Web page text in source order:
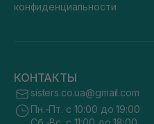
конфиденциальности
КОНТАКТЫ
sisters.co.ua@gmail.com
Пн.-Пт. с 10:00 до 19:00